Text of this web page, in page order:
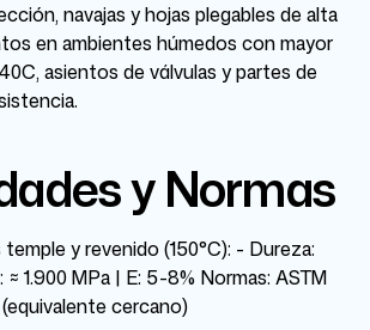
navajas y hojas plegables de alta
en ambientes húmedos con mayor
asientos de válvulas y partes de
y Normas
y revenido (150°C): - Dureza:
1.900 MPa | E: 5-8% Normas: ASTM
(equivalente cercano)